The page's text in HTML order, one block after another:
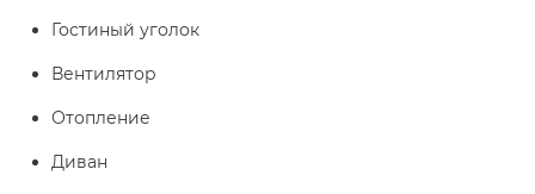
Гостиный уголок
Вентилятор
Отопление
Диван